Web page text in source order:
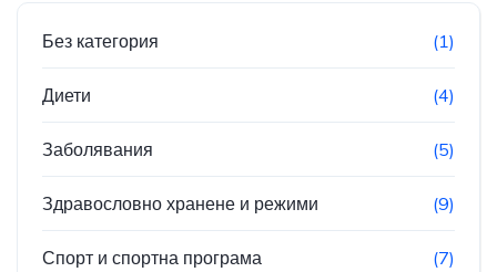
Без категория (1)
Диети (4)
Заболявания (5)
Здравословно хранене и режими (9)
Спорт и спортна програма (7)